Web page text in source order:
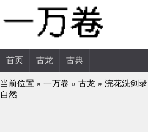
首页 古龙 古典
当前位置 » 一万卷 » 古龙 » 浣花洗剑录
自然